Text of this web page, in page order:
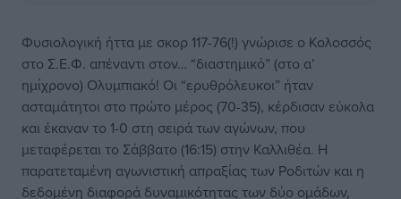
Φυσιολογική ήττα με σκορ 117-76(!) γνώρισε ο Κολοσσός
στο Σ.Ε.Φ. απέναντι στον… “διαστημικό” (στο α’
ημίχρονο) Ολυμπιακό! Οι “ερυθρόλευκοι” ήταν
ασταμάτητοι στο πρώτο μέρος (70-35), κέρδισαν εύκολα
και έκαναν το 1-0 στη σειρά των αγώνων, που
μεταφέρεται το Σάββατο (16:15) στην Καλλιθέα. Η
παρατεταμένη αγωνιστική απραξίας των Ροδιτών και η
δεδομένη διαφορά δυναμικότητας των δύο ομάδων,